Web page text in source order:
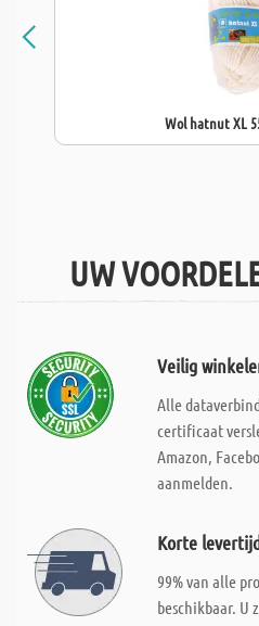
Wol hatnut XL
UW
Veilig
Alle
certificaat
Amazon,
aanmelden.
Korte
99% van alle
beschikbaar. U